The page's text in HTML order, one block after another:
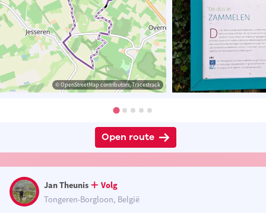
© OpenStreetMap contributors, Tracestrack
Open route
Jan Theunis
Volg
Tongeren-Borgloon, België